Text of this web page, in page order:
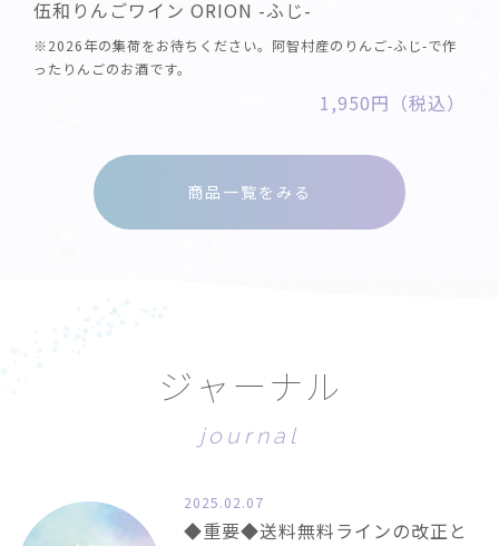
伍和りんごワイン ORION -ふじ-
※2026年の集荷をお待ちください。阿智村産のりんご-ふじ-で作
ったりんごのお酒です。
1,950円（税込）
商品一覧をみる
ジ ャ ーナル
jo urna l
2025.02.07
◆重要◆送料無料ラインの改正と